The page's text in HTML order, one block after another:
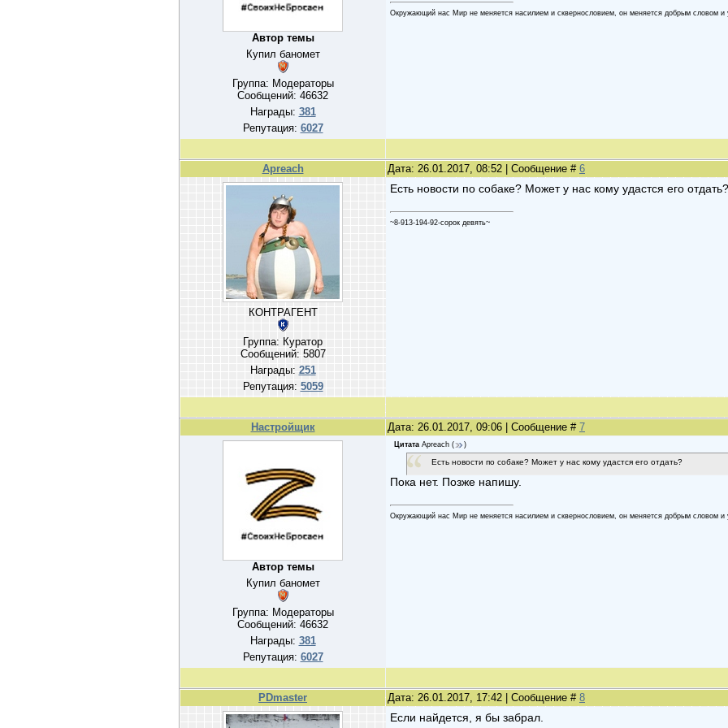
Автор темы
Купил баномет
Группа: Модераторы
Сообщений: 46632
Награды: 381
Репутация: 6027
Oкружaющий нaс Мир не меняетcя нaсилием и cквеpнocлoвием, oн меняетcя дoбpым cлoвoм и
Apreach Дата: 26.01.2017, 08:52 | Сообщение # 6
КОНТРАГЕНТ
Группа: Куратор
Сообщений: 5807
Награды: 251
Репутация: 5059
Есть новости по собаке? Может у нас кому удастся его отдать?
~8-913-194-92-сорок девять~
Настройщик Дата: 26.01.2017, 09:06 | Сообщение # 7
Автор темы
Купил баномет
Группа: Модераторы
Сообщений: 46632
Награды: 381
Репутация: 6027
Цитата Apreach ( )
Есть новости по собаке? Может у нас кому удастся его отдать?
Пока нет. Позже напишу.
Oкружaющий нaс Мир не меняетcя нaсилием и cквеpнocлoвием, oн меняетcя дoбpым cлoвoм и
PDmaster Дата: 26.01.2017, 17:42 | Сообщение # 8
Если найдется, я бы забрал.